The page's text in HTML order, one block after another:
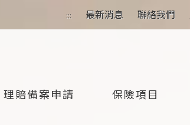
::: 最新消息 聯絡我們
理賠備案申請 保險項目